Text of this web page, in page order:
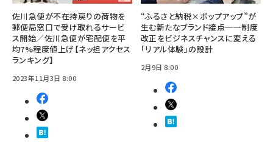
佐川急便が不在持戻りの荷物を
郵便局窓口で受け取れるサービ
ス開始／佐川急便が宅配便を平
均7%程度値上げ【ネッ担アクセス
ランキング】
2023年11月3日 8:00
“ふるさと納税×ポップアップ”が
生む新たなブランド接点──制度
改正をビジネスチャンスに変える
「リアル体験」の設計
2月9日 8:00